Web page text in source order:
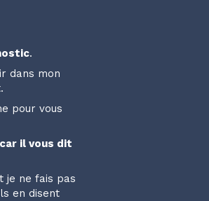
.
dans mon
pour vous
il vous dit
je ne fais pas
en disent